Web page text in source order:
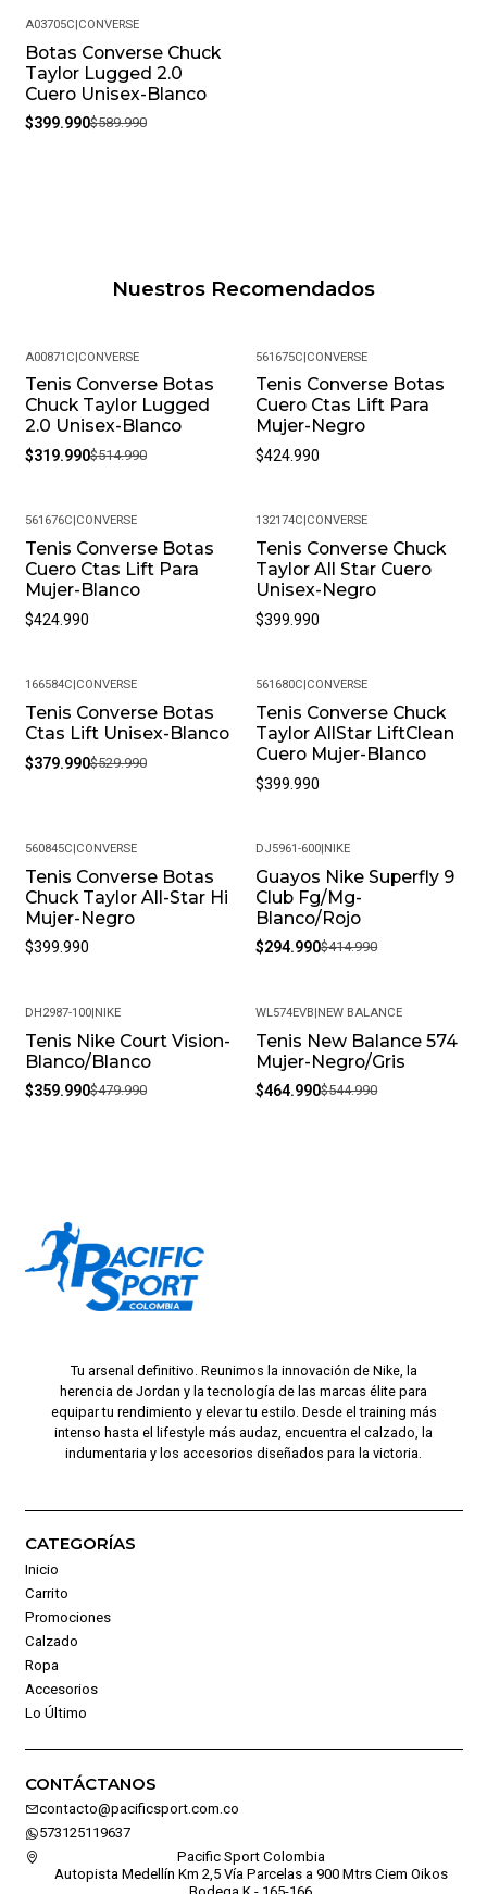
-32%
A03705C CONVERSE
Botas Converse Chuck
Taylor Lugged 2.0
Cuero Unisex-Blanco
$399.990$589.990
Nuestros Recomendados
-38%
A00871C|CONVERSE
Tenis Converse Botas
Chuck Taylor Lugged
2.0 Unisex-Blanco
$319.990$514.990
561675C|CONVERSE
Tenis Converse Botas
Cuero Ctas Lift Para
Mujer-Negro
$424.990
561676C CONVERSE
Tenis Converse Botas
Cuero Ctas Lift Para
Mujer-Blanco
$424.990
132174C CONVERSE
Tenis Converse Chuck
Taylor All Star Cuero
Unisex-Negro
$399.990
-28%
166584C CONVERSE
Tenis Converse Botas
Ctas Lift Unisex-Blanco
$379.990$529.990
561680C CONVERSE
Tenis Converse Chuck
Taylor AllStar LiftClean
Cuero Mujer-Blanco
$399.990
560845C CONVERSE
Tenis Converse Botas
Chuck Taylor All-Star Hi
Mujer-Negro
$399.990
-29%
DJ5961-600 NIKE
Guayos Nike Superfly 9
Club Fg/Mg-
Blanco/Rojo
$294.990$414.990
-25%
DH2987-100| NIKE
Tenis Nike Court Vision-
Blanco/Blanco
$359.990$479.990
-15%
WL574EVB NEW BALANCE
Tenis New Balance 574
Mujer-Negro/Gris
$464.990$544.990
Tu arsenal definitivo. Reunimos la innovación de Nike, la
herencia de Jordan y la tecnología de las marcas élite para
equipar tu rendimiento y elevar tu estilo. Desde el training más
intenso hasta el lifestyle más audaz, encuentra el calzado, la
indumentaria y los accesorios diseñados para la victoria.
CATEGORÍAS
Inicio
Carrito
Promociones
Calzado
Ropa
Accesorios
Lo Último
CONTÁCTANOS
contacto@pacificsport.com.co
573125119637
Pacific Sport Colombia
Autopista Medellín Km 2,5 Vía Parcelas a 900 Mtrs Ciem Oikos